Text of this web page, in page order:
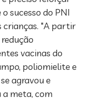
sucesso do PNI
crianças. "A partir
vacinas do
poliomielite e
agravou e
a meta, com